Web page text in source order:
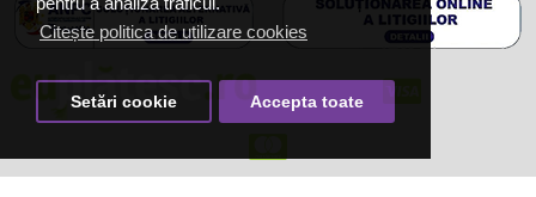
Citește politica de utilizare cookies
Setări cookie Accepta toate